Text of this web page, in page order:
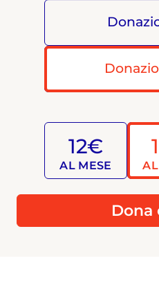
12€
AL MESE
Dona